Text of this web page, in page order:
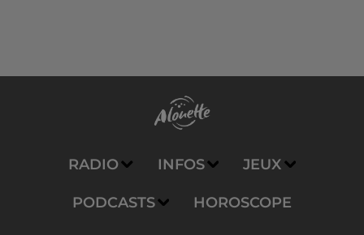
RADIO INFOS JEUX
PODCASTS HOROSCOPE